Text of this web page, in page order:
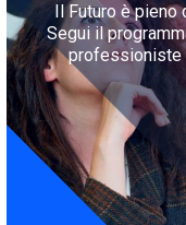
Il Futuro è
Segui il
professioniste